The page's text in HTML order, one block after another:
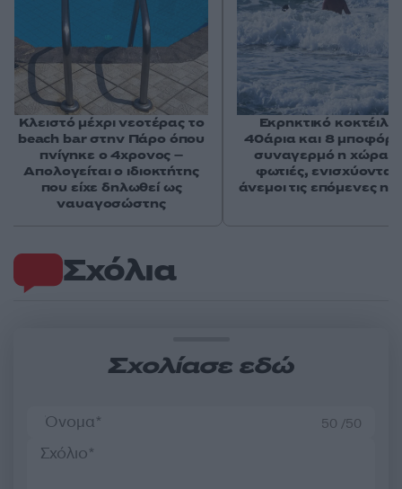
Σχόλια
Σχολίασε εδώ
50 /50
Κλειστό μέχρι νεοτέρας το
beach bar στην Πάρο όπου
πνίγηκε ο 4χρονος –
Απολογείται ο ιδιοκτήτης
που είχε δηλωθεί ως
ναυαγοσώστης
Εκρηκτικό κοκτέιλ
40άρια και 8 μποφόρ
συναγερμό η χώρα
φωτιές, ενισχύονται
άνεμοι τις επόμενες